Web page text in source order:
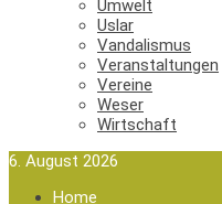
Umwelt
Uslar
Vandalismus
Veranstaltungen
Vereine
Weser
Wirtschaft
6. August 2026
Home